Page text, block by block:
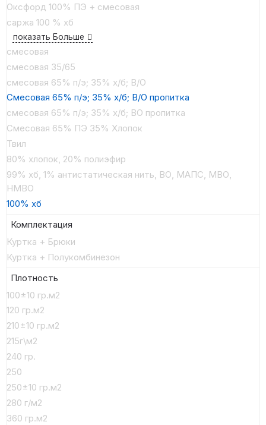
Оксфорд 100% ПЭ + смесовая
саржа 100 % хб
показать Больше
смесовая
смесовая 35/65
смесовая 65% п/э; 35% х/б; В/О
Смесовая 65% п/э; 35% х/б; В/О пропитка
смесовая 65% п/э; 35% х/б; ВО пропитка
Смесовая 65% ПЭ 35% Хлопок
Твил
80% хлопок, 20% полиэфир
99% хб, 1% антистатическая нить, ВО, МАПС, МВО,
НМВО
100% хб
Комплектация
Куртка + Брюки
Куртка + Полукомбинезон
Плотность
100±10 гр.м2
120 гр.м2
210±10 гр.м2
215г\м2
240 гр.
250
250±10 гр.м2
280 г/м2
360 гр.м2